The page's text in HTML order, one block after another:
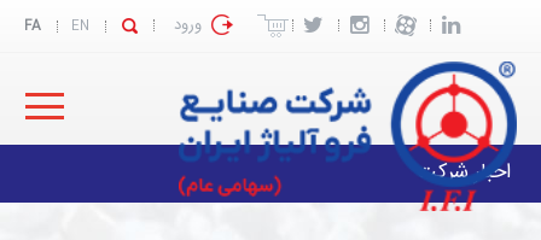
ورود EN
FA
اخبار شرکت